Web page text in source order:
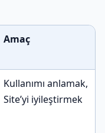
Amaç
Kullanımı anlamak,
Site’yi iyileştirmek